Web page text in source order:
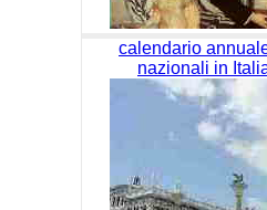
calendario
nazionali in